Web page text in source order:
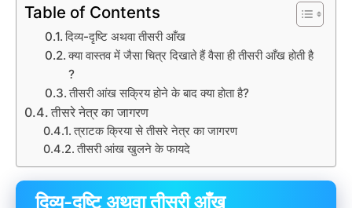
Table of Contents
दिव्य-दृष्टि अथवा तीसरी आँख
क्या वास्तव में जैसा चित्र दिखाते हैं वैसा ही तीसरी आँख होती है
?
तीसरी आंख सक्रिय होने के बाद क्या होता है?
तीसरे नेत्र का जागरण
त्राटक क्रिया से तीसरे नेत्र का जागरण
तीसरी आंख खुलने के फायदे
दिव्य-दृष्टि अथवा तीसरी आँख